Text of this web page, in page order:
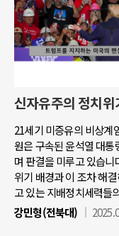
신자유주의 정치
21세기 미증유의 비상계
원은 구속된 윤석열 대
며 판결을 미루고 있습
위기 배경과 이 조차 해
고 있는 지배정치세력들
강민형(전북대)